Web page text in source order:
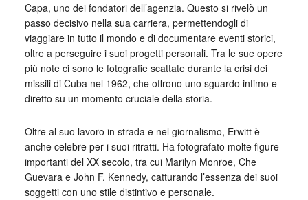
Capa, uno dei fondatori dell’agenzia. Questo si rivelò un
passo decisivo nella sua carriera, permettendogli di
viaggiare in tutto il mondo e di documentare eventi storici,
oltre a perseguire i suoi progetti personali. Tra le sue opere
più note ci sono le fotografie scattate durante la crisi dei
missili di Cuba nel 1962, che offrono uno sguardo intimo e
diretto su un momento cruciale della storia.
Oltre al suo lavoro in strada e nel giornalismo, Erwitt è
anche celebre per i suoi ritratti. Ha fotografato molte figure
importanti del XX secolo, tra cui Marilyn Monroe, Che
Guevara e John F. Kennedy, catturando l’essenza dei suoi
soggetti con uno stile distintivo e personale.